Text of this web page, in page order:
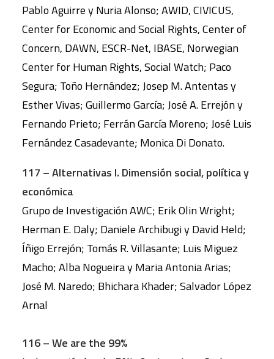
Pablo Aguirre y Nuria Alonso; AWID, CIVICUS,
Center for Economic and Social Rights, Center of
Concern, DAWN, ESCR-Net, IBASE, Norwegian
Center for Human Rights, Social Watch; Paco
Segura; Toño Hernández; Josep M. Antentas y
Esther Vivas; Guillermo García; José A. Errejón y
Fernando Prieto; Ferrán García Moreno; José Luis
Fernández Casadevante; Monica Di Donato.
117 – Alternativas I. Dimensión social, política y
económica
Grupo de Investigación AWC; Erik Olin Wright;
Herman E. Daly; Daniele Archibugi y David Held;
Íñigo Errejón; Tomás R. Villasante; Luis Miguez
Macho; Alba Nogueira y Maria Antonia Arias;
José M. Naredo; Bhichara Khader; Salvador López
Arnal
116 – We are the 99%